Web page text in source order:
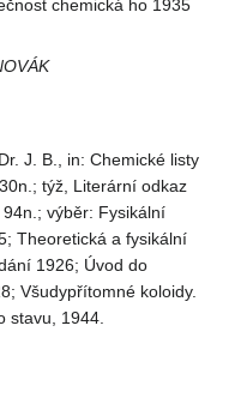
chemická ho 1935
J. B., in: Chemické listy
týž, Literární odkaz
výběr: Fysikální
Theoretická a fysikální
1926; Úvod do
Všudypřítomné koloidy.
stavu, 1944.